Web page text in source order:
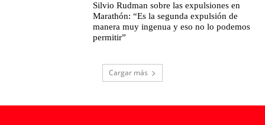
Silvio Rudman sobre las expulsiones en
Marathón: “Es la segunda expulsión de
manera muy ingenua y eso no lo podemos
permitir”
Cargar más